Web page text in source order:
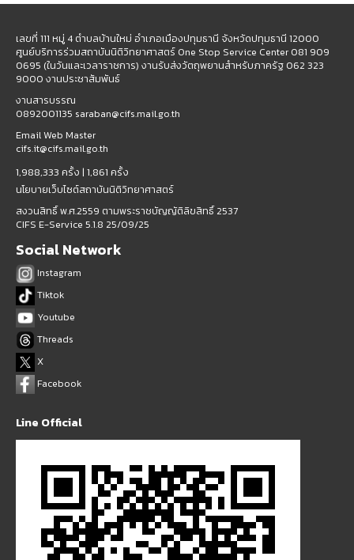
เลขที่ 111 หมู่ 4 ตำบลบ้านใหม่ อำเภอเมืองปทุมธานี จังหวัดปทุมธานี 12000
ศูนย์บริการร่วมสถาบันนิติวิทยาศาสตร์ One Stop Service Center 081 909
0695 (ในวันและเวลาราชการ) งานรับส่งวัตถุพยานสำหรับภาครัฐ 062 323
9000 งานประชาสัมพันธ์
งานสารบรรณ
0892001135 saraban@cifs.mail.go.th
Email Web Master
cifs.it@cifs.mail.go.th
1,988,333 ครั้ง | 1,861 ครั้ง
นโยบายเว็บไซต์สถาบันนิติวิทยาศาสตร์
สงวนสิทธิ์ พ.ศ.2559 ตามพระราชบัญญัติลิขสิทธิ์ 2537
CIFS E-Service 5.1.8 25/09/25
Social Network
Instagram
Tiktok
Youtube
Threads
X
Facebook
Line Official